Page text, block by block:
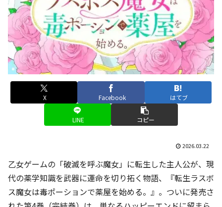
X Facebook はてブ
LINE コピー
2026.03.22
乙女ゲームの「破滅を呼ぶ魔女」に転生した主人公が、現
代の薬学知識を武器に運命を切り拓く物語、『転生ラスボ
ス魔女は毒ポーションで薬屋を始める。』。ついに発売さ